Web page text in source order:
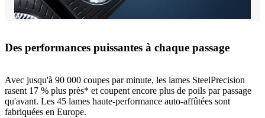
Des performances puissantes à chaque passage
Avec jusqu'à 90 000 coupes par minute, les lames SteelPrecision
rasent 17 % plus près* et coupent encore plus de poils par passage
qu'avant. Les 45 lames haute-performance auto-affûtées sont
fabriquées en Europe.